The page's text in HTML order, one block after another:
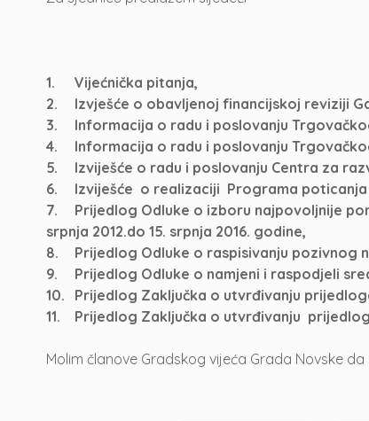
1.
Vijećnička pitanja,
2.
Izvješće o obavljenoj financijskoj reviziji
3.
Informacija o radu i poslovanju
4.
Informacija o radu i poslovanju
5.
Izviješće o radu i poslovanju Centra za
6.
Izviješće o realizaciji Programa
7.
Prijedlog Odluke o izboru najpovoljnije
srpnja 2012.do 15. srpnja 2016. godine,
8.
Prijedlog Odluke o raspisivanju pozivnog
9.
Prijedlog Odluke o namjeni i raspodjeli
10.
Prijedlog Zaključka o utvrđivanju
11.
Prijedlog Zaključka o utvrđivanju
Molim članove Gradskog vijeća Grada Novske